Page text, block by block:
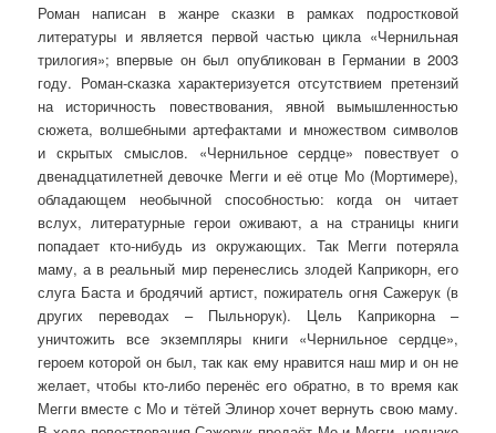
Роман написан в жанре сказки в рамках подростковой
литературы и является первой частью цикла «Чернильная
трилогия»; впервые он был опубликован в Германии в 2003
году. Роман-сказка характеризуется отсутствием претензий
на историчность повествования, явной вымышленностью
сюжета, волшебными артефактами и множеством символов
и скрытых смыслов. «Чернильное сердце» повествует о
двенадцатилетней девочке Мегги и её отце Мо (Мортимере),
обладающем необычной способностью: когда он читает
вслух, литературные герои оживают, а на страницы книги
попадает кто-нибудь из окружающих. Так Мегги потеряла
маму, а в реальный мир перенеслись злодей Каприкорн, его
слуга Баста и бродячий артист, пожиратель огня Сажерук (в
других переводах – Пыльнорук). Цель Каприкорна –
уничтожить все экземпляры книги «Чернильное сердце»,
героем которой он был, так как ему нравится наш мир и он не
желает, чтобы кто-либо перенёс его обратно, в то время как
Мегги вместе с Мо и тётей Элинор хочет вернуть свою маму.